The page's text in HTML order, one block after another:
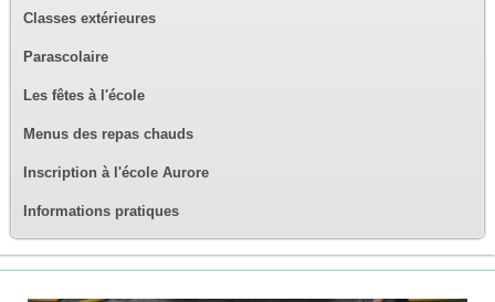
Classes extérieures
Parascolaire
Les fêtes à l'école
Menus des repas chauds
Inscription à l'école Aurore
Informations pratiques